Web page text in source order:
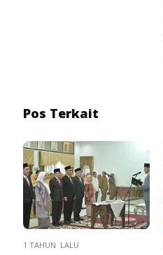
Pos Terkait
1 TAHUN LALU